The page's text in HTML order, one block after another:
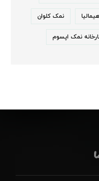
نمک کلوان
نمک اپسوم